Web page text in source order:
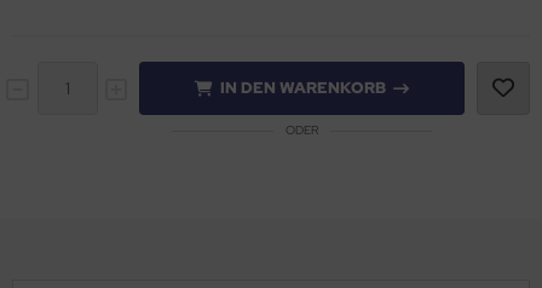
IN DEN WARENKORB
ODER